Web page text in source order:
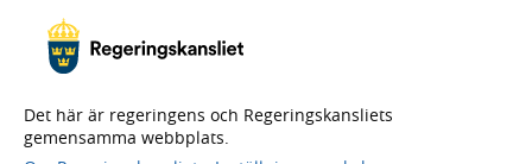
Det här är regeringens och Regeringskansliets
gemensamma webbplats.